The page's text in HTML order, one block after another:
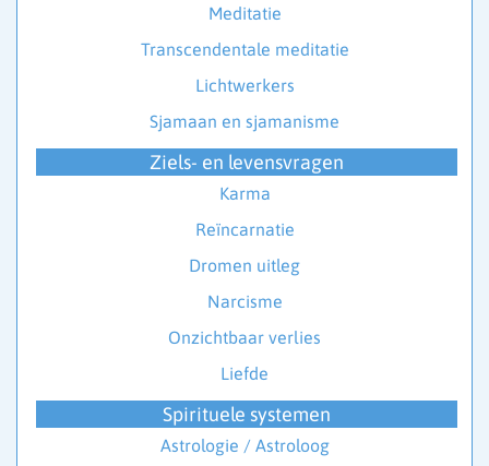
Meditatie
Transcendentale meditatie
Lichtwerkers
Sjamaan en sjamanisme
Ziels- en levensvragen
Karma
Reïncarnatie
Dromen uitleg
Narcisme
Onzichtbaar verlies
Liefde
Spirituele systemen
Astrologie / Astroloog